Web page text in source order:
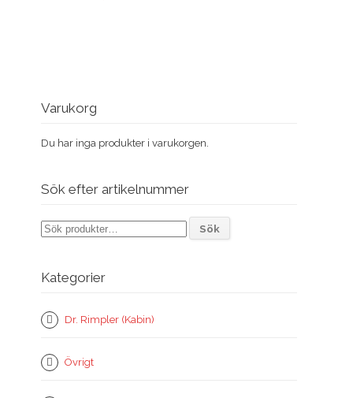
Varukorg
Du har inga produkter i varukorgen.
Sök efter artikelnummer
Sök
efter:
Sök
Kategorier
Dr. Rimpler (Kabin)
Övrigt